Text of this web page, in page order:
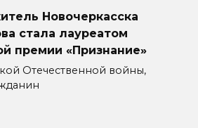
Новочеркасска
стала лауреатом
премии «Признание»
Отечественной войны,